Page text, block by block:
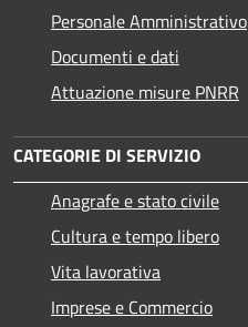
Personale Amministrativo
Documenti e dati
Attuazione misure PNRR
CATEGORIE DI SERVIZIO
Anagrafe e stato civile
Cultura e tempo libero
Vita lavorativa
Imprese e Commercio